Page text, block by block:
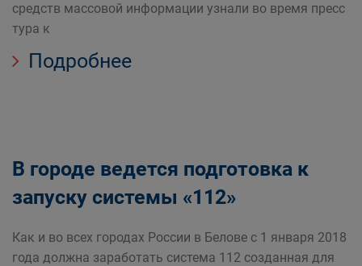
средств массовой информации узнали во время пресс
тура к
Подробнее
В городе ведется подготовка к
запуску системы «112»
Как и во всех городах России в Белове с 1 января 2018
года должна заработать система 112 созданная для